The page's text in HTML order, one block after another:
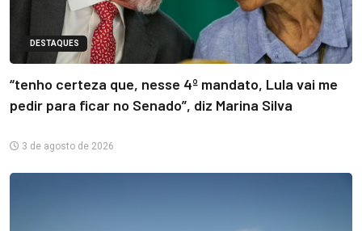
DESTAQUES
“tenho certeza que, nesse 4º mandato, Lula vai me
pedir para ficar no Senado”, diz Marina Silva
3 de agosto de 2026